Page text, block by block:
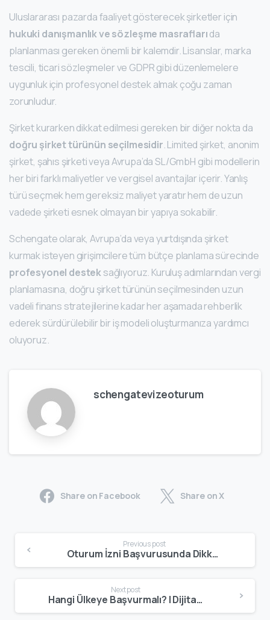
Uluslararası pazarda faaliyet gösterecek şirketler için
hukuki danışmanlık ve sözleşme masraflarıda
planlanması gereken önemli bir kalemdir. Lisanslar, marka
tescili, ticari sözleşmeler ve GDPR gibi düzenlemelere
uygunluk için profesyonel destek almak çoğu zaman
zorunludur.
Şirket kurarken dikkat edilmesi gereken bir diğer nokta da
doğru şirket türünün seçilmesidir. Limited şirket, anonim
şirket, şahıs şirketi veya Avrupa’da SL/GmbH gibi modellerin
her biri farklı maliyetler ve vergisel avantajlar içerir. Yanlış
türü seçmek hem gereksiz maliyet yaratır hem de uzun
vadede şirketi esnek olmayan bir yapıya sokabilir.
Schengate olarak, Avrupa’da veya yurtdışında şirket
kurmak isteyen girişimcilere tüm bütçe planlama sürecinde
profesyonel desteksağlıyoruz. Kuruluş adımlarından vergi
planlamasına, doğru şirket türünün seçilmesinden uzun
vadeli finans stratejilerine kadar her aşamada rehberlik
ederek sürdürülebilir bir iş modeli oluşturmanıza yardımcı
oluyoruz.
schengatevizeoturum
Share on Facebook Share on X
Previous post
Oturum İzni Başvurusunda Dikkat Edilmesi Gerekenler | Evraklar, Süreç ve Başarı İpuçları
Next post
Hangi Ülkeye Başvurmalı? | Dijital Göçebe, Oturum ve Şirket Kurma İçin Ülke Karşılaştırması